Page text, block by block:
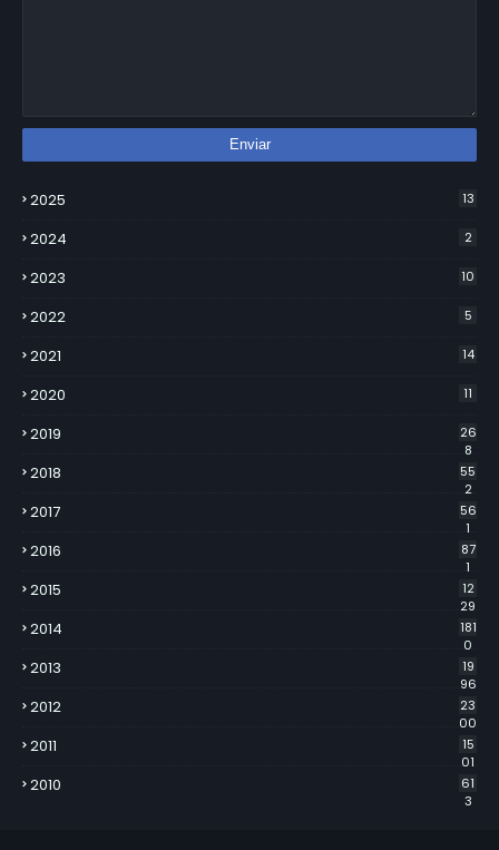
2025 13
2024 2
2023 10
2022 5
2021 14
2020 11
2019
26
8
2018
55
2
2017
56
1
2016
87
1
2015
12
29
2014
181
0
2013
19
96
2012
23
00
2011
15
01
2010
61
3